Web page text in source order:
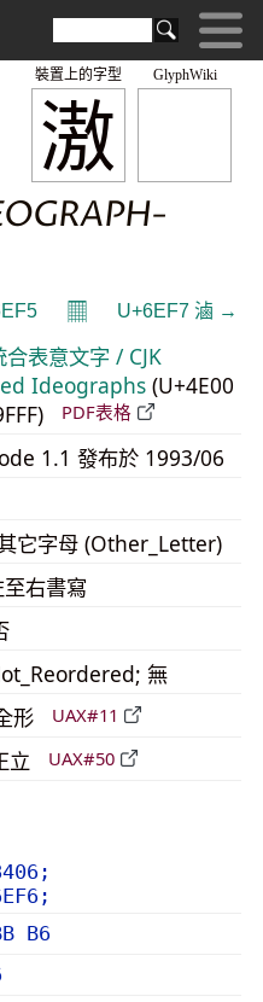
GlyphWiki
滶
裝置上的字型
𝄜 U+6EF7 滷 →
合表意文字 / CJK
Ideographs (U+4E00
PDF表格
1.1 發布於 1993/06
它字母 (Other_Letter)
右書寫
無
形 UAX#11
立 UAX#50
B6